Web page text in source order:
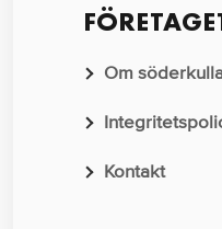
Om
Kontakt